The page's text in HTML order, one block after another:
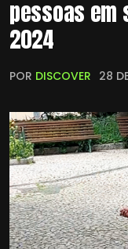
pessoas em
2024
POR DISCOVER 28